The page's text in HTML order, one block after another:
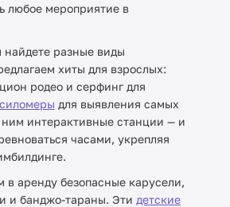
любое мероприятие в
найдете разные виды
хиты для взрослых:
родео и серфинг для
силомеры для выявления самых
ним интерактивные станции — и
часами, укрепляя
в аренду безопасные карусели,
и банджо-тараны. Эти детские